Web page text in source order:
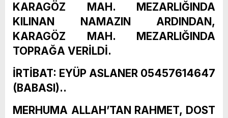
KARAGÖZ MAH. MEZARLIĞINDA
KILINAN NAMAZIN ARDINDAN,
KARAGÖZ MAH. MEZARLIĞINDA
TOPRAĞA VERİLDİ.
İRTİBAT: EYÜP ASLANER 05457614647
(BABASI)..
MERHUMA ALLAH’TAN RAHMET, DOST